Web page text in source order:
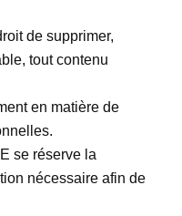
de supprimer,
tout contenu
en matière de
se réserve la
nécessaire afin de